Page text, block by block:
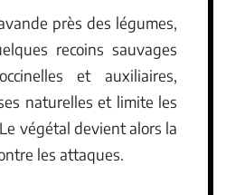
près des légumes,
recoins sauvages
et auxiliaires,
naturelles et limite les
végétal devient alors la
les attaques.